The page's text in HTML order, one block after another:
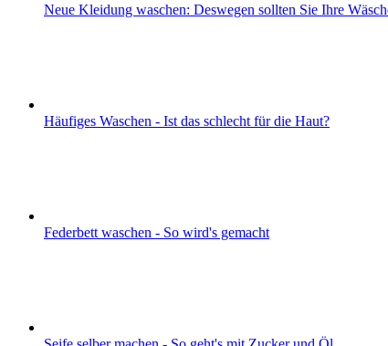
Neue Kleidung waschen: Deswegen sollten Sie Ihre
Häufiges Waschen - Ist das schlecht für die Haut?
Federbett waschen - So wird's gemacht